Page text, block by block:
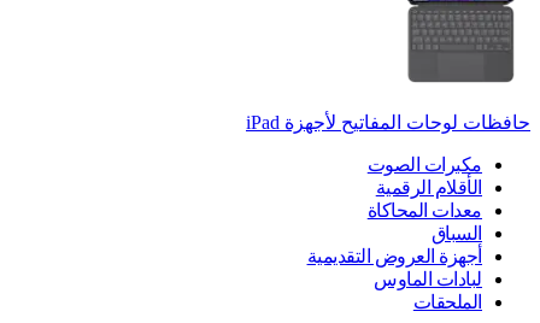
حافظات لوحات المفاتيح لأجهزة ‏iPad
مكبرات الصوت
الأقلام الرقمية
معدات المحاكاة
السباق
أجهزة العروض التقديمية
لبادات الماوس
الملحقات